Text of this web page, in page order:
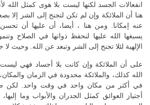
انفعالات الجسد لكنها ليست بلا هوى كمثل الله
هنا أن الملائكة وإن لم تكن لتجنح إلى الشر إلا
عنه إمكانا. ومن هنا ، أيضا، أن عليها أن
يسبغها الله عليها لنحفظ ذواتها في الصلاح
الإلهية لئلا تجنح إلى الشر وتبعد عن الله. وحيث
على أن الملائكة وإن كانت بلا أجساد فهي ليست
الله كذلك، والملائكة محدودة في الزمان
في أكثر من مكان واحد في وقت واحد. لكن
أجتياز العوائق كمثل الجدران والأبواب وما